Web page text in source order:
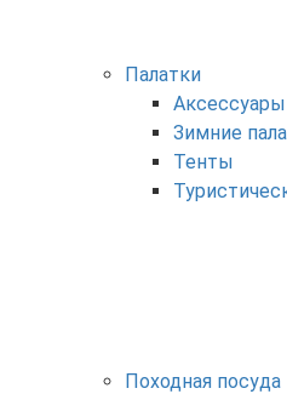
Палатки
Зимние
Тенты
Походная посуда